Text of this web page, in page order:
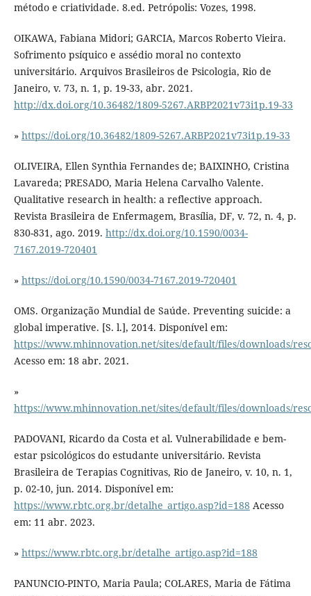
método e criatividade. 8.ed. Petrópolis: Vozes, 1998.
OIKAWA, Fabiana Midori; GARCIA, Marcos Roberto Vieira.
Sofrimento psíquico e assédio moral no contexto
universitário. Arquivos Brasileiros de Psicologia, Rio de
Janeiro, v. 73, n. 1, p. 19-33, abr. 2021.
http://dx.doi.org/10.36482/1809-5267.ARBP2021v73i1p.19-33
» https://doi.org/10.36482/1809-5267.ARBP2021v73i1p.19-33
OLIVEIRA, Ellen Synthia Fernandes de; BAIXINHO, Cristina
Lavareda; PRESADO, Maria Helena Carvalho Valente.
Qualitative research in health: a reflective approach.
Revista Brasileira de Enfermagem, Brasília, DF, v. 72, n. 4, p.
830-831, ago. 2019. http://dx.doi.org/10.1590/0034-
7167.2019-720401
» https://doi.org/10.1590/0034-7167.2019-720401
OMS. Organização Mundial de Saúde. Preventing suicide: a
global imperative. [S. l.], 2014. Disponível em:
https://www.mhinnovation.net/sites/default/files/downloads/
Acesso em: 18 abr. 2021.
»
https://www.mhinnovation.net/sites/default/files/downloads/
PADOVANI, Ricardo da Costa et al. Vulnerabilidade e bem-
estar psicológicos do estudante universitário. Revista
Brasileira de Terapias Cognitivas, Rio de Janeiro, v. 10, n. 1,
p. 02-10, jun. 2014. Disponível em:
https://www.rbtc.org.br/detalhe_artigo.asp?id=188 Acesso
em: 11 abr. 2023.
» https://www.rbtc.org.br/detalhe_artigo.asp?id=188
PANUNCIO-PINTO, Maria Paula; COLARES, Maria de Fátima